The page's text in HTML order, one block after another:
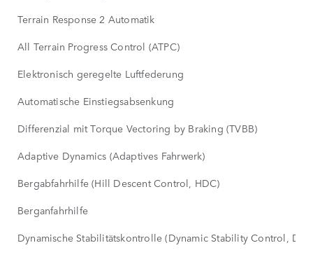
Terrain Response 2 Automatik
All Terrain Progress Control (ATPC)
Elektronisch geregelte Luftfederung
Automatische Einstiegsabsenkung
Differenzial mit Torque Vectoring by Braking (TVBB)
Adaptive Dynamics (Adaptives Fahrwerk)
Bergabfahrhilfe (Hill Descent Control, HDC)
Berganfahrhilfe
Dynamische Stabilitätskontrolle (Dynamic Stability Control,